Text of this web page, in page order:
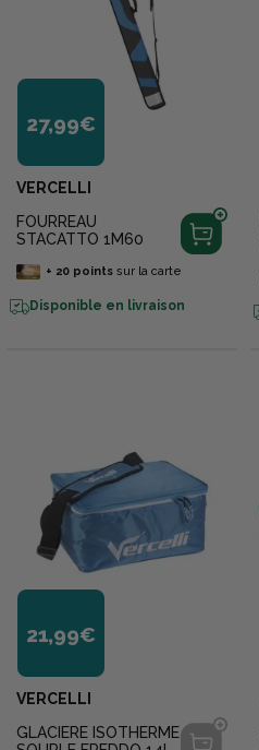
27,99€
VERCELLI
FOURREAU
STACATTO 1M60
+ 20pointssur la carte
Disponible en livraison
21,99€
VERCELLI
GLACIERE ISOTHERME